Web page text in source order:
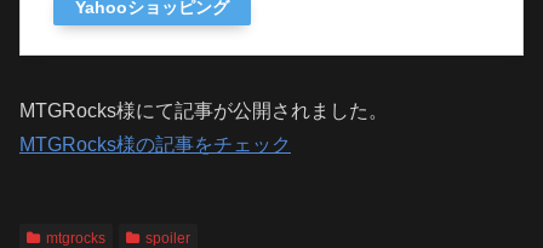
Yahooショッピング
MTGRocks様にて記事が公開されました。
MTGRocks様の記事をチェック
mtgrocks spoiler